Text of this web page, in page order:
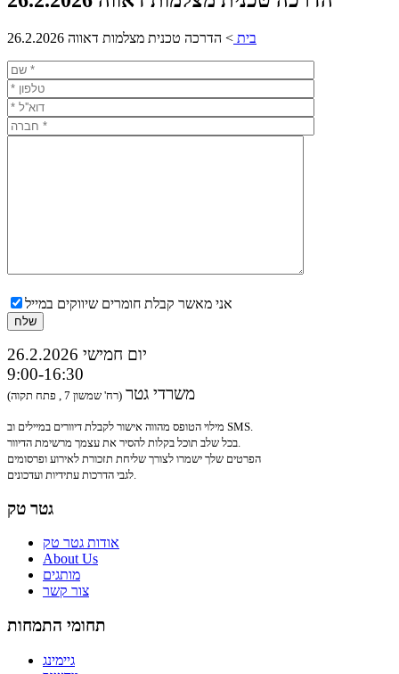
בית > הדרכה טכנית מצלמות דאווה 26.2.2026
אני מאשר קבלת חומרים שיווקים במייל
26.2.2026 יום חמישי
9:00-16:30
משרדי גטר (רח' שמשון 7 , פתח תקוה)
מילוי הטופס מהווה אישור לקבלת דיוורים במיילים וב SMS.
גטר טק
אודות גטר טק
About Us
מותגים
צור קשר
תחומי התמחות
גיימינג